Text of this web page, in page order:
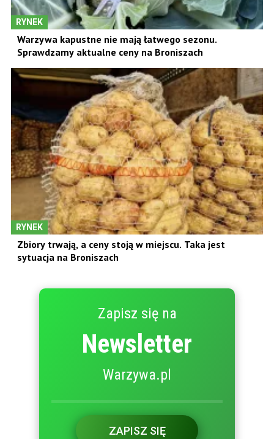
RYNEK
Warzywa kapustne nie mają łatwego sezonu.
Sprawdzamy aktualne ceny na Broniszach
RYNEK
Zbiory trwają, a ceny stoją w miejscu. Taka jest
sytuacja na Broniszach
Zapisz się na
Newsletter
Warzywa.pl
ZAPISZ SIĘ